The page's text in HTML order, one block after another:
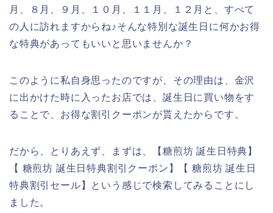
月、８月、９月、１０月、１１月、１２月と、すべて
の人に訪れますからね♪そんな特別な誕生日に何かお得
な特典があってもいいと思いませんか？
このように私自身思ったのですが、その理由は、金沢
に出かけた時に入ったお店では、誕生日に買い物をす
ることで、お得な割引クーポンが貰えたからです。
だから、とりあえず、まずは、【糖煎坊 誕生日特典】
【 糖煎坊 誕生日特典割引クーポン】【 糖煎坊 誕生日
特典割引セール】という感じで検索してみることにし
ました。